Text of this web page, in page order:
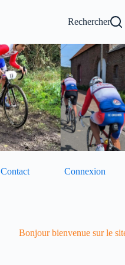
Rechercher
Contact Connexion
Bonjour bienvenue sur le